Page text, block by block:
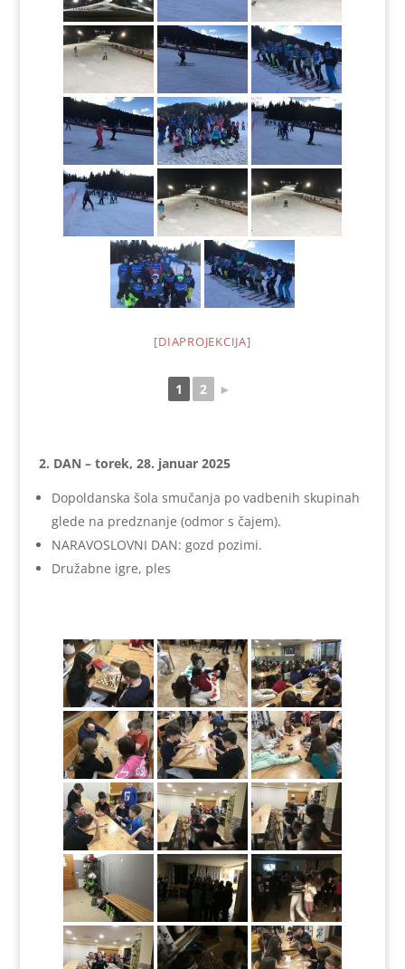
[DIAPROJEKCIJA]
1 2 ►
2. DAN – torek, 28. januar 2025
Dopoldanska šola smučanja po vadbenih skupinah
glede na predznanje (odmor s čajem).
NARAVOSLOVNI DAN: gozd pozimi.
Družabne igre, ples